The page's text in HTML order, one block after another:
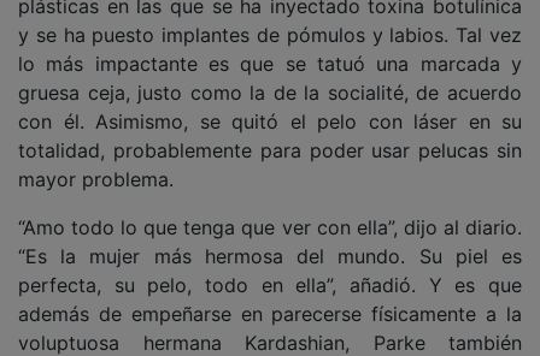
plásticas en las que se ha inyectado toxina botulínica
y se ha puesto implantes de pómulos y labios. Tal vez
lo más impactante es que se tatuó una marcada y
gruesa ceja, justo como la de la socialité, de acuerdo
con él. Asimismo, se quitó el pelo con láser en su
totalidad, probablemente para poder usar pelucas sin
mayor problema.
“Amo todo lo que tenga que ver con ella”, dijo al diario.
“Es la mujer más hermosa del mundo. Su piel es
perfecta, su pelo, todo en ella”, añadió. Y es que
además de empeñarse en parecerse físicamente a la
voluptuosa hermana Kardashian, Parke también